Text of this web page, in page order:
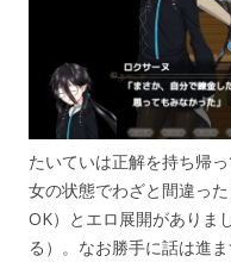
たいていは正解を持ち帰
女の状態でわざと間違っ
OK）とエロ展開がありま
る）。なお勝手に話は進